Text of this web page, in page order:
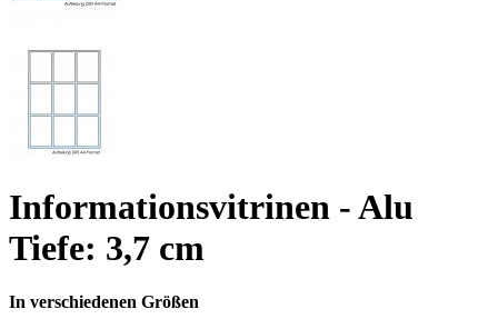
Informationsvitrinen - Alu
Tiefe: 3,7 cm
In verschiedenen Größen